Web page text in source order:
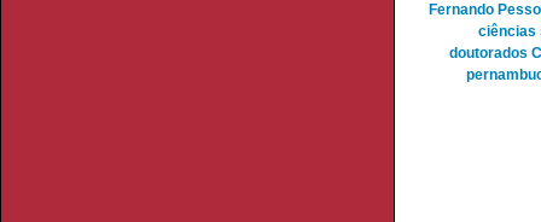
Fernando
ciências
doutorados